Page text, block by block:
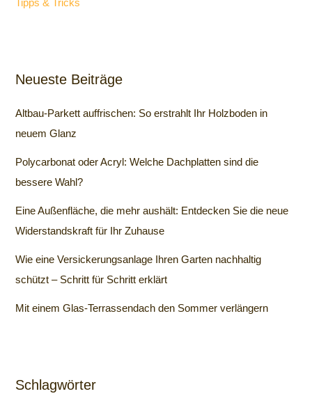
Tipps & Tricks
Neueste Beiträge
Altbau-Parkett auffrischen: So erstrahlt Ihr Holzboden in
neuem Glanz
Polycarbonat oder Acryl: Welche Dachplatten sind die
bessere Wahl?
Eine Außenfläche, die mehr aushält: Entdecken Sie die neue
Widerstandskraft für Ihr Zuhause
Wie eine Versickerungsanlage Ihren Garten nachhaltig
schützt – Schritt für Schritt erklärt
Mit einem Glas-Terrassendach den Sommer verlängern
Schlagwörter